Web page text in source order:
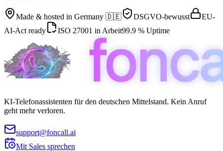
Made & hosted in Germany 🇩🇪 DSGVO-bewusst
EU-
AI-Act ready
ISO 27001 in Arbeit99.9 % Uptime
KI-Telefonassistenten für den deutschen Mittelstand. Kein Anruf
geht mehr verloren.
support@foncall.ai
Mit Sales sprechen